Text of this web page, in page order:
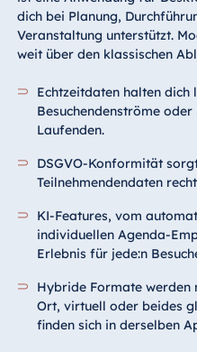
dich bei Planung,
Veranstaltung unterstützt.
weit über den klassischen
Echtzeitdaten halten
Besuchendenströme
Laufenden.
DSGVO-Konformität
Teilnehmendendaten
KI-Features, vom
individuellen Agenda-
Erlebnis für jede:n
Hybride Formate werden
Ort, virtuell oder beides
finden sich in derselben